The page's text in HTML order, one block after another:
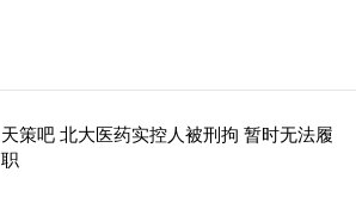
天策吧 北大医药实控人被刑拘 暂时无法履
职